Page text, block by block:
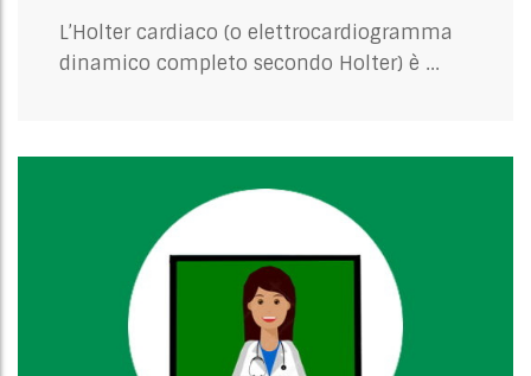
L’Holter cardiaco (o elettrocardiogramma
dinamico completo secondo Holter) è ...